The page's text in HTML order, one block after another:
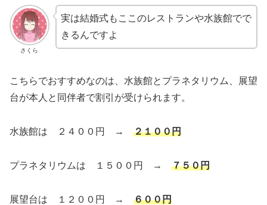
さくら
実は結婚式もここのレストランや水族館でで
きるんですよ
こちらでおすすめなのは、水族館とプラネタリウム、展望
台が本人と同伴者で割引が受けられます。
水族館は ２４００円 → ２１００円
プラネタリウムは １５００円 → ７５０円
展望台は １２００円 → ６００円